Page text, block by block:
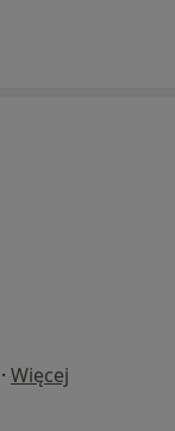
· Więcej